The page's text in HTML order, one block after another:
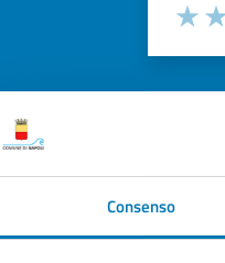
Consenso
Valuta